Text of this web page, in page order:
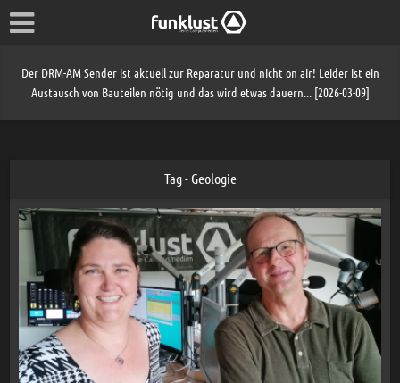
Der DRM-AM Sender ist aktuell zur Reparatur und nicht on air! Leider ist ein
Austausch von Bauteilen nötig und das wird etwas dauern... [2026-03-09]
Tag - Geologie